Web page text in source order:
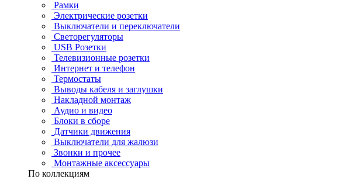
Рамки
Электрические розетки
Выключатели и переключатели
Светорегуляторы
USB Розетки
Телевизионные розетки
Интернет и телефон
Термостаты
Выводы кабеля и заглушки
Накладной монтаж
Аудио и видео
Блоки в сборе
Датчики движения
Выключатели для жалюзи
Звонки и прочее
Монтажные аксессуары
По коллекциям